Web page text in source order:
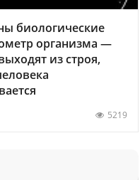
биологические
организма —
из строя,
5219